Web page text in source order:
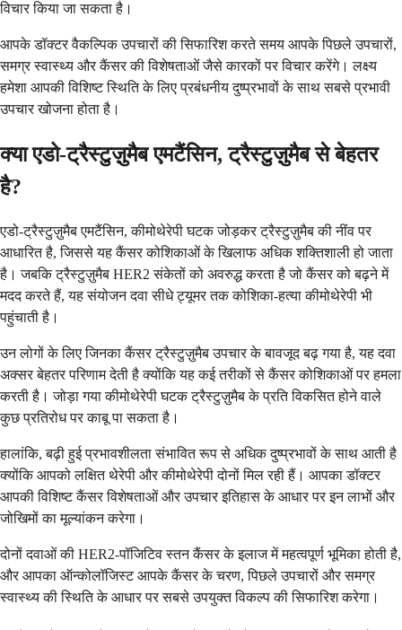
विचार किया जा सकता है।
आपके डॉक्टर वैकल्पिक उपचारों की सिफारिश करते समय आपके पिछले उपचारों,
समग्र स्वास्थ्य और कैंसर की विशेषताओं जैसे कारकों पर विचार करेंगे। लक्ष्य
हमेशा आपकी विशिष्ट स्थिति के लिए प्रबंधनीय दुष्प्रभावों के साथ सबसे प्रभावी
उपचार खोजना होता है।
क्या एडो-ट्रैस्टुज़ुमैब एमटैंसिन, ट्रैस्टुज़ुमैब से बेहतर
है?
एडो-ट्रैस्टुज़ुमैब एमटैंसिन, कीमोथेरेपी घटक जोड़कर ट्रैस्टुज़ुमैब की नींव पर
आधारित है, जिससे यह कैंसर कोशिकाओं के खिलाफ अधिक शक्तिशाली हो जाता
है। जबकि ट्रैस्टुज़ुमैब HER2 संकेतों को अवरुद्ध करता है जो कैंसर को बढ़ने में
मदद करते हैं, यह संयोजन दवा सीधे ट्यूमर तक कोशिका-हत्या कीमोथेरेपी भी
पहुंचाती है।
उन लोगों के लिए जिनका कैंसर ट्रैस्टुज़ुमैब उपचार के बावजूद बढ़ गया है, यह दवा
अक्सर बेहतर परिणाम देती है क्योंकि यह कई तरीकों से कैंसर कोशिकाओं पर हमला
करती है। जोड़ा गया कीमोथेरेपी घटक ट्रैस्टुज़ुमैब के प्रति विकसित होने वाले
कुछ प्रतिरोध पर काबू पा सकता है।
हालांकि, बढ़ी हुई प्रभावशीलता संभावित रूप से अधिक दुष्प्रभावों के साथ आती है
क्योंकि आपको लक्षित थेरेपी और कीमोथेरेपी दोनों मिल रही हैं। आपका डॉक्टर
आपकी विशिष्ट कैंसर विशेषताओं और उपचार इतिहास के आधार पर इन लाभों और
जोखिमों का मूल्यांकन करेगा।
दोनों दवाओं की HER2-पॉजिटिव स्तन कैंसर के इलाज में महत्वपूर्ण भूमिका होती है,
और आपका ऑन्कोलॉजिस्ट आपके कैंसर के चरण, पिछले उपचारों और समग्र
स्वास्थ्य की स्थिति के आधार पर सबसे उपयुक्त विकल्प की सिफारिश करेगा।